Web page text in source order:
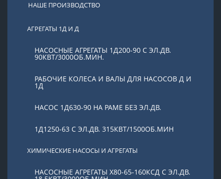
НАШЕ ПРОИЗВОДСТВО
АГРЕГАТЫ 1Д И Д
НАСОСНЫЕ АГРЕГАТЫ 1Д200-90 С ЭЛ.ДВ.
90КВТ/3000ОБ.МИН.
РАБОЧИЕ КОЛЕСА И ВАЛЫ ДЛЯ НАСОСОВ Д И
1Д
НАСОС 1Д630-90 НА РАМЕ БЕЗ ЭЛ.ДВ.
1Д1250-63 С ЭЛ.ДВ. 315КВТ/1500ОБ.МИН
ХИМИЧЕСКИЕ НАСОСЫ И АГРЕГАТЫ
НАСОСНЫЕ АГРЕГАТЫ Х80-65-160КСД С ЭЛ.ДВ.